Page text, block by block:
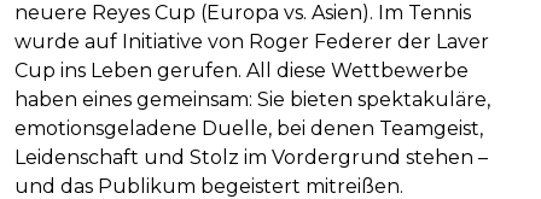
neuere Reyes Cup (Europa vs. Asien). Im Tennis
wurde auf Initiative von Roger Federer der Laver
Cup ins Leben gerufen. All diese Wettbewerbe
haben eines gemeinsam: Sie bieten spektakuläre,
emotionsgeladene Duelle, bei denen Teamgeist,
Leidenschaft und Stolz im Vordergrund stehen –
und das Publikum begeistert mitreißen.